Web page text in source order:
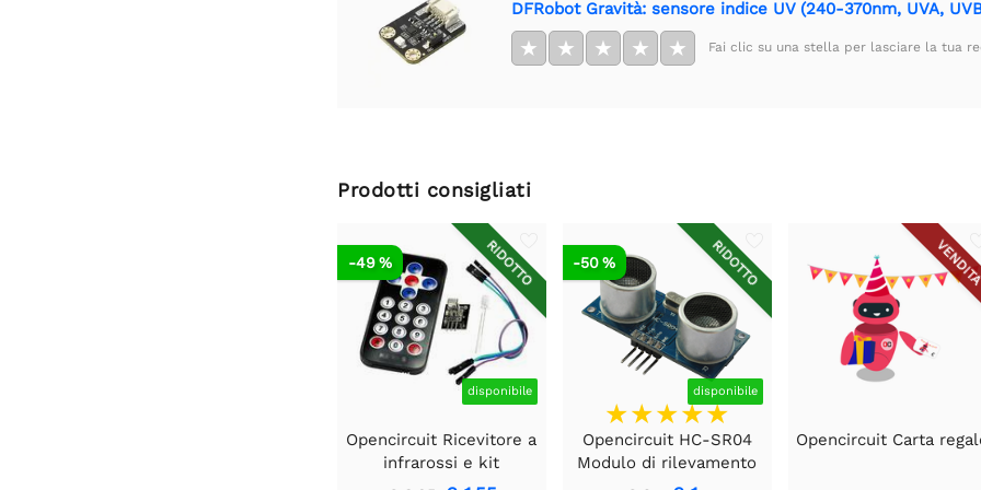
DFRobot Gravità: sensore indice UV (240-370nm, UVA,
★ ★ ★ ★ ★ Fai clic su una stella per lasciare la tua
Prodotti consigliati
RIDOTTO
disponibile
-49 %
Opencircuit Ricevitore a
infrarossi e kit
telecomando
RIDOTTO
disponibile
-50 %
Opencircuit HC-SR04
Modulo di rilevamento
della distanza ad
Opencircuit Carta